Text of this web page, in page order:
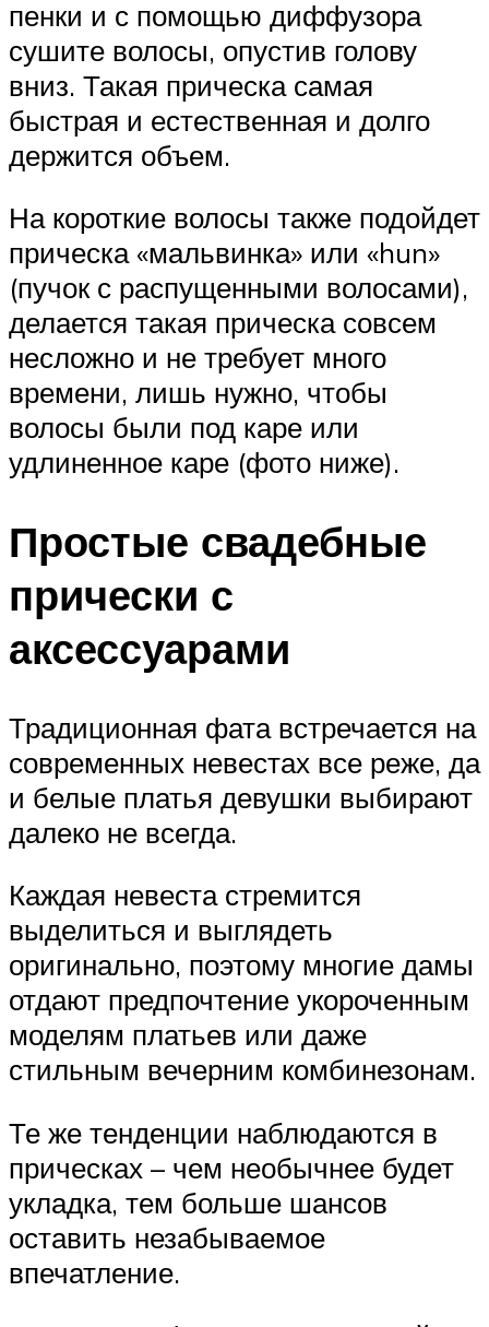
пенки и с помощью диффузора
сушите волосы, опустив голову
вниз. Такая прическа самая
быстрая и естественная и долго
держится объем.
На короткие волосы также подойдет
прическа «мальвинка» или «hun»
(пучок с распущенными волосами),
делается такая прическа совсем
несложно и не требует много
времени, лишь нужно, чтобы
волосы были под каре или
удлиненное каре (фото ниже).
Простые свадебные
прически с
аксессуарами
Традиционная фата встречается на
современных невестах все реже, да
и белые платья девушки выбирают
далеко не всегда.
Каждая невеста стремится
выделиться и выглядеть
оригинально, поэтому многие дамы
отдают предпочтение укороченным
моделям платьев или даже
стильным вечерним комбинезонам.
Те же тенденции наблюдаются в
прическах – чем необычнее будет
укладка, тем больше шансов
оставить незабываемое
впечатление.